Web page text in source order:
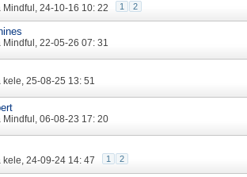
Mindful‎, 24-10-16 10: 22 1 2
Mindful‎, 22-05-26 07: 31
kele‎, 25-08-25 13: 51
Mindful‎, 06-08-23 17: 20
kele‎, 24-09-24 14: 47 1 2